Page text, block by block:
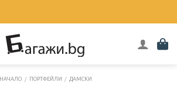
НАЧАЛО / ПОРТФЕЙЛИ / ДАМСКИ